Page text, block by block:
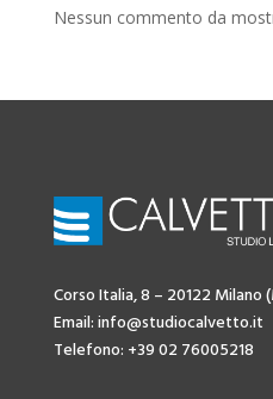
Nessun commento da
Corso Italia, 8 – 20122 Milano
Email: info@studiocalvetto.it
Telefono: +39 02 76005218